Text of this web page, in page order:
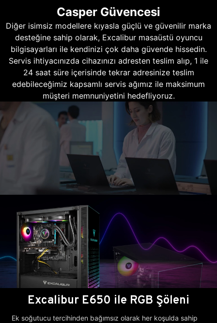
Casper Güvencesi
Diğer isimsiz modellere kıyasla güçlü ve güvenilir marka
desteğine sahip olarak, Excalibur masaüstü oyuncu
bilgisayarları ile kendinizi çok daha güvende hissedin.
Servis ihtiyacınızda cihazınızı adresten teslim alıp, 1 ile
24 saat süre içerisinde tekrar adresinize teslim
edebileceğimiz kapsamlı servis ağımız ile maksimum
müşteri memnuniyetini hedefliyoruz.
Excalibur E650 ile RGB Şöleni
Ek soğutucu tercihinden bağımsız olarak her koşulda sahip